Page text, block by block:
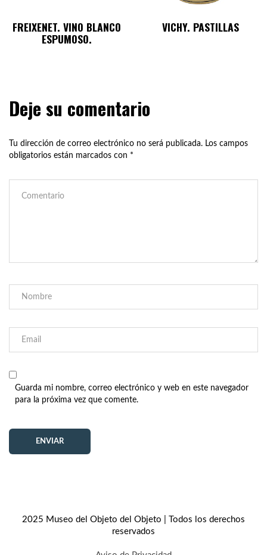
FREIXENET. VINO BLANCO
ESPUMOSO.
VICHY. PASTILLAS
Deje su comentario
Tu dirección de correo electrónico no será publicada. Los campos
obligatorios están marcados con *
Guarda mi nombre, correo electrónico y web en este navegador
para la próxima vez que comente.
2025 Museo del Objeto del Objeto | Todos los derechos
reservados